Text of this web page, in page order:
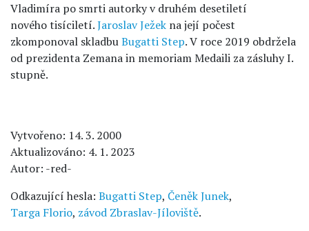
Vladimíra po smrti autorky v druhém desetiletí
nového tisíciletí.Jaroslav Ježek na její počest
zkomponoval skladbuBugatti Step. V roce 2019 obdržela
od prezidenta Zemana in memoriam Medaili za zásluhy I.
stupně.
Vytvořeno: 14. 3. 2000
Aktualizováno: 4. 1. 2023
Autor: -red-
Odkazující hesla: Bugatti Step, Čeněk Junek,
Targa Florio, závod Zbraslav-Jíloviště.